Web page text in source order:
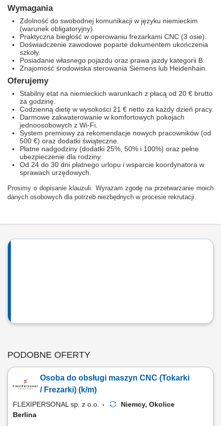
Wymagania
Zdolność do swobodnej komunikacji w języku niemieckim
(warunek obligatoryjny).
Praktyczna biegłość w operowaniu frezarkami CNC (3 osie).
Doświadczenie zawodowe poparte dokumentem ukończenia
szkoły.
Posiadanie własnego pojazdu oraz prawa jazdy kategorii B.
Znajomość środowiska sterowania Siemens lub Heidenhain.
Oferujemy
Stabilny etat na niemieckich warunkach z płacą od 20 € brutto
za godzinę.
Codzienną dietę w wysokości 21 € netto za każdy dzień pracy.
Darmowe zakwaterowanie w komfortowych pokojach
jednoosobowych z Wi-Fi.
System premiowy za rekomendacje nowych pracowników (od
500 €) oraz dodatki świąteczne.
Płatne nadgodziny (dodatki 25%, 50% i 100%) oraz pełne
ubezpieczenie dla rodziny.
Od 24 do 30 dni płatnego urlopu i wsparcie koordynatora w
sprawach urzędowych.
Prosimy o dopisanie klauzuli: Wyrażam zgodę na przetwarzanie moich
danych osobowych dla potrzeb niezbędnych w procesie rekrutacji.
PODOBNE OFERTY
Osoba do obsługi maszyn CNC (Tokarki
/ Frezarki) (k/m)
FLEXIPERSONAL sp. z o.o.
Niemcy, Okolice
Berlina